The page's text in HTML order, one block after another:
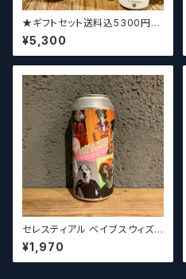
★ギフトセット送料込5300円★
（お好みに合わせて4～5本チョ
イスさせていただきます）【クラフ
トビール】
¥5,300
セレスティアル ベイブスウィズ
ザパワー / Celestial Beerwo
rks Babes With the Power
¥1,970